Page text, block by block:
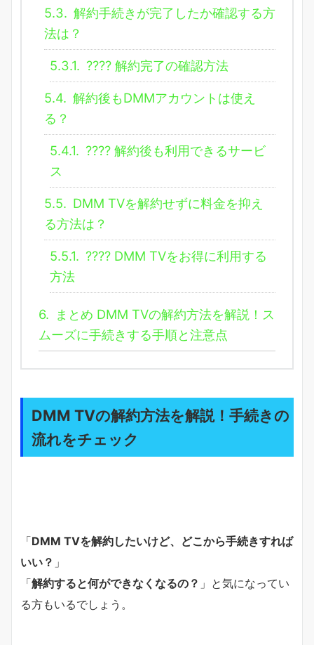
5.3. 解約手続きが完了したか確認する方
法は？
5.3.1. ???? 解約完了の確認方法
5.4. 解約後もDMMアカウントは使え
る？
5.4.1. ???? 解約後も利用できるサービ
ス
5.5. DMM TVを解約せずに料金を抑え
る方法は？
5.5.1. ???? DMM TVをお得に利用する
方法
6.
まとめ DMM TVの解約方法を解説！ス
ムーズに手続きする手順と注意点
DMM TVの解約方法を解説！手続きの
流れをチェック
「DMM TVを解約したいけど、どこから手続きすれば
いい？ 」
「解約すると何ができなくなるの？ 」と気になってい
る方もいるでしょう。